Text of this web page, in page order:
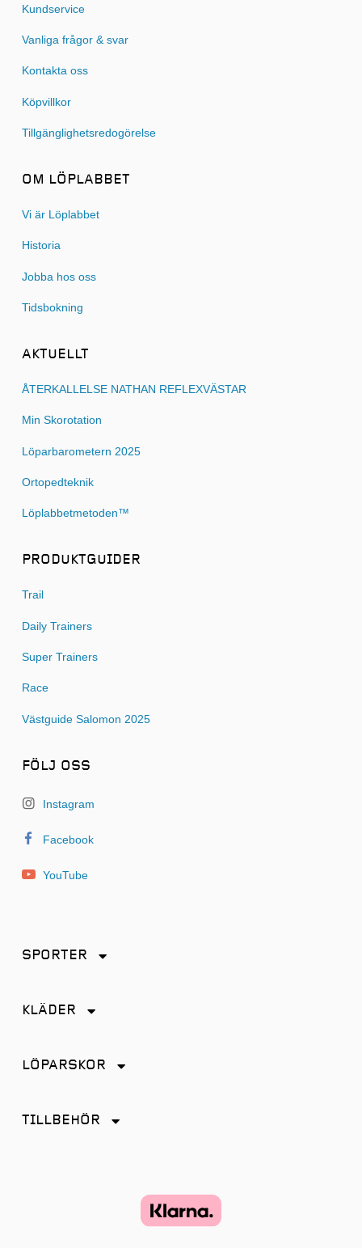
Kundservice
Vanliga frågor & svar
Kontakta oss
Köpvillkor
Tillgänglighetsredogörelse
OM LÖPLABBET
Vi är Löplabbet
Historia
Jobba hos oss
Tidsbokning
AKTUELLT
ÅTERKALLELSE NATHAN REFLEXVÄSTAR
Min Skorotation
Löparbarometern 2025
Ortopedteknik
Löplabbetmetoden™
PRODUKTGUIDER
Trail
Daily Trainers
Super Trainers
Race
Västguide Salomon 2025
FÖLJ OSS
Instagram
Facebook
YouTube
SPORTER
KLÄDER
LÖPARSKOR
TILLBEHÖR